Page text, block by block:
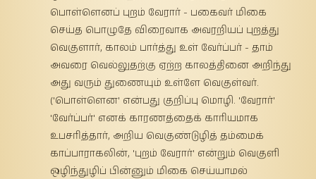
பொள்ளெனப் புறம் வேரார் - பகைவர் மிகை
செய்த பொழுதே விரைவாக அவரறியப் புறத்து
வெகுளார், காலம் பார்த்து உள் வேர்ப்பர் - தாம்
அவரை வெல்லுதற்கு ஏற்ற காலத்தினை அறிந்து
அது வரும் துணையும் உள்ளே வெகுள்வர்.
('பொள்ளென' என்பது குறிப்பு மொழி. 'வேரார்'
'வேர்ப்பர்' எனக் காரணத்தைக் காரியமாக
உபசரித்தார், அறிய வெகுண்டுழித் தம்மைக்
காப்பாராகலின், 'புறம் வேரார்' என்றும் வெகுளி
ஒழிந்துழிப் பின்னும் மிகை செய்யாமல்